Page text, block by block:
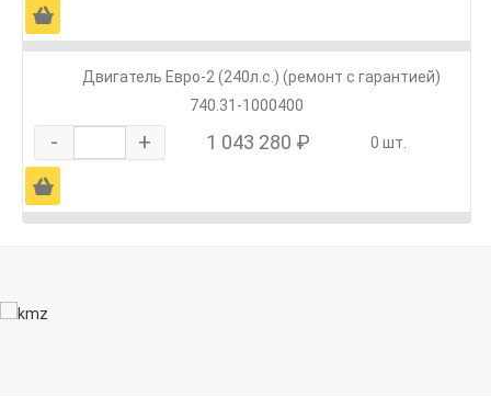
Ä
Двигатель Евро-2 (240л.с.) (ремонт с гарантией)
740.31-1000400
- + 1 043 280 ₽ 0 шт.
Ä